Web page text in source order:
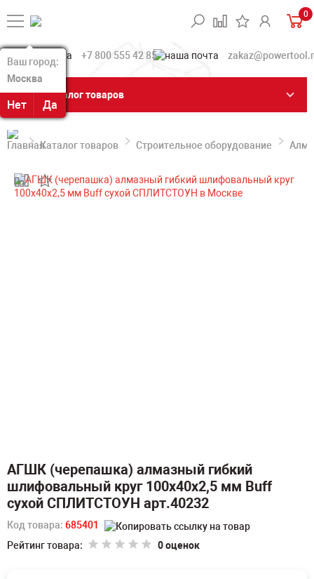
Ваш город:
Москва
Нет Да
Ваш город:
Москва
Нет Да
0
+7 800 555 42 85
Каталог товаров
Каталог товаров Строительное оборудование
АГШК (черепашка) алмазный гибкий
шлифовальный круг 100x40x2,5 мм Buff
сухой СПЛИТСТОУН арт.40232
Код товара: 685401
Рейтинг товара:
0 оценок